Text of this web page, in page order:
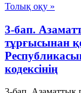
Толық оқу »
3-бап.
тұрғысынан
кодексінің